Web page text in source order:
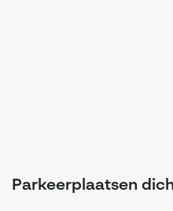
Parkeerplaatsen